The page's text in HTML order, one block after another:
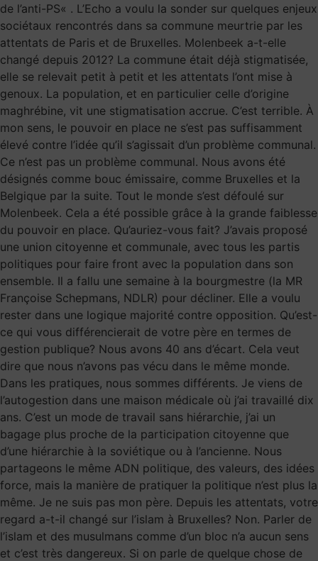
de l’anti-PS« . L’Echo a voulu la sonder sur quelques enjeux
sociétaux rencontrés dans sa commune meurtrie par les
attentats de Paris et de Bruxelles. Molenbeek a-t-elle
changé depuis 2012? La commune était déjà stigmatisée,
elle se relevait petit à petit et les attentats l’ont mise à
genoux. La population, et en particulier celle d’origine
maghrébine, vit une stigmatisation accrue. C’est terrible. À
mon sens, le pouvoir en place ne s’est pas suffisamment
élevé contre l’idée qu’il s’agissait d’un problème communal.
Ce n’est pas un problème communal. Nous avons été
désignés comme bouc émissaire, comme Bruxelles et la
Belgique par la suite. Tout le monde s’est défoulé sur
Molenbeek. Cela a été possible grâce à la grande faiblesse
du pouvoir en place. Qu’auriez-vous fait? J’avais proposé
une union citoyenne et communale, avec tous les partis
politiques pour faire front avec la population dans son
ensemble. Il a fallu une semaine à la bourgmestre (la MR
Françoise Schepmans, NDLR) pour décliner. Elle a voulu
rester dans une logique majorité contre opposition. Qu’est-
ce qui vous différencierait de votre père en termes de
gestion publique? Nous avons 40 ans d’écart. Cela veut
dire que nous n’avons pas vécu dans le même monde.
Dans les pratiques, nous sommes différents. Je viens de
l’autogestion dans une maison médicale où j’ai travaillé dix
ans. C’est un mode de travail sans hiérarchie, j’ai un
bagage plus proche de la participation citoyenne que
d’une hiérarchie à la soviétique ou à l’ancienne. Nous
partageons le même ADN politique, des valeurs, des idées
force, mais la manière de pratiquer la politique n’est plus la
même. Je ne suis pas mon père. Depuis les attentats, votre
regard a-t-il changé sur l’islam à Bruxelles? Non. Parler de
l’islam et des musulmans comme d’un bloc n’a aucun sens
et c’est très dangereux. Si on parle de quelque chose de